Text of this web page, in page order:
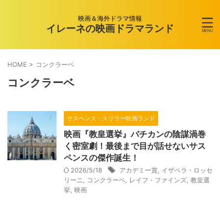
映画＆海外ドラマ情報
イレーネの映画ドラマランド
HOME > コンクラーベ
コンクラーベ
サスペンス・スリラー映画ランド
映画『教皇選挙』バチカンの陰謀渦巻
く密室劇！最後まで目が話せないサス
ペンスの傑作誕生！
2026/5/18 アカデミー賞 イザベラ・ロッセ
リーニ
コンクラーベ レイフ・ファインズ 教皇選
挙 映画